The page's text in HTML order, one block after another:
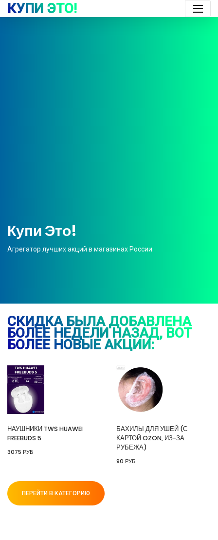
КУПИ ЭТО!
Купи Это!
Агрегатор лучших акций в магазинах России
СКИДКА БЫЛА ДОБАВЛЕНА
БОЛЕЕ НЕДЕЛИ НАЗАД, ВОТ
БОЛЕЕ НОВЫЕ АКЦИИ:
НАУШНИКИ TWS HUAWEI
FREEBUDS 5
3075 РУБ
БАХИЛЫ ДЛЯ УШЕЙ (С
КАРТОЙ OZON, ИЗ-ЗА
РУБЕЖА)
90 РУБ
ПЕРЕЙТИ В КАТЕГОРИЮ